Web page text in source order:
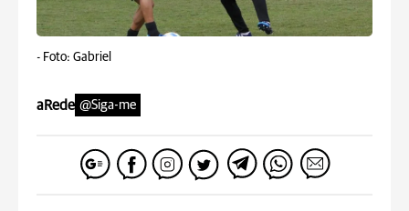
- Foto: Gabriel
aRede @Siga-me